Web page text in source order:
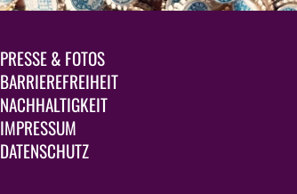
PRESSE & FOTOS
BARRIEREFREIHEIT
NACHHALTIGKEIT
IMPRESSUM
DATENSCHUTZ